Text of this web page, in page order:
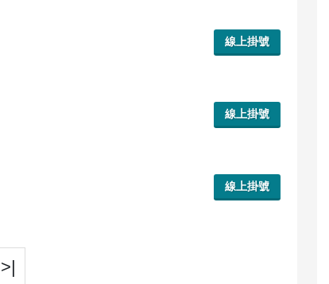
線上掛號
線上掛號
線上掛號
>|